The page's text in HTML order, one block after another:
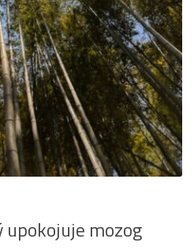
upokojuje mozog